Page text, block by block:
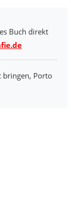
Buch direkt
bringen, Porto